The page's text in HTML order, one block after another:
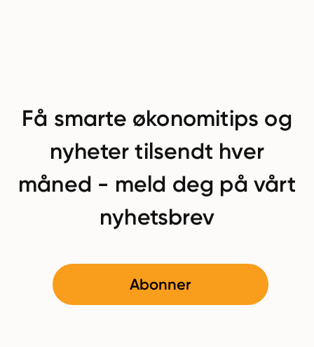
Få smarte økonomitips og
nyheter tilsendt hver
måned - meld deg på vårt
nyhetsbrev
Abonner